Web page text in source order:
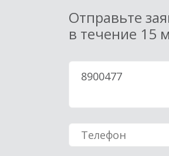
Отправьте
в течение 15